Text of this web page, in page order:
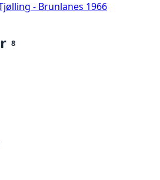
- Brunlanes 1966
8